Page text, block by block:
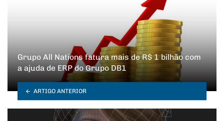
Grupo All Nations fatura mais de R$ 1 bilhão com
a ajuda de ERP do Grupo DB1
ARTIGO ANTERIOR